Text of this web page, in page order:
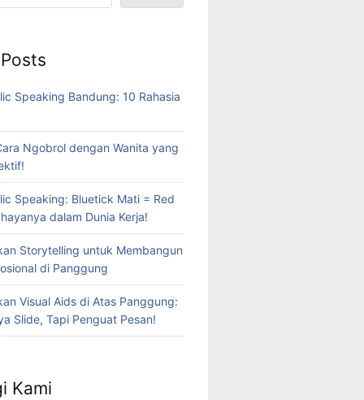
Speaking Bandung: 10 Rahasia
Ngobrol dengan Wanita yang
Speaking: Bluetick Mati = Red
dalam Dunia Kerja!
Storytelling untuk Membangun
di Panggung
Visual Aids di Atas Panggung:
Slide, Tapi Penguat Pesan!
Kami